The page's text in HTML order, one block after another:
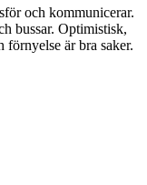
och kommunicerar.
bussar. Optimistisk,
är bra saker.